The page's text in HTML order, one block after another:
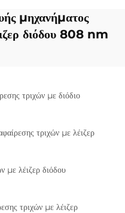
μηχανήματος
διόδου 808 nm
τριχών με διόδιο
τριχών με λέιζερ
με λέιζερ διόδου
τριχών με λέιζερ